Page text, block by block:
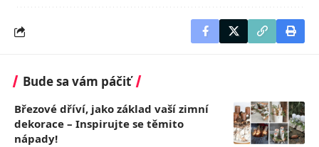
Bude sa vám páčiť
Březové dříví, jako základ vaší zimní
dekorace – Inspirujte se těmito
nápady!